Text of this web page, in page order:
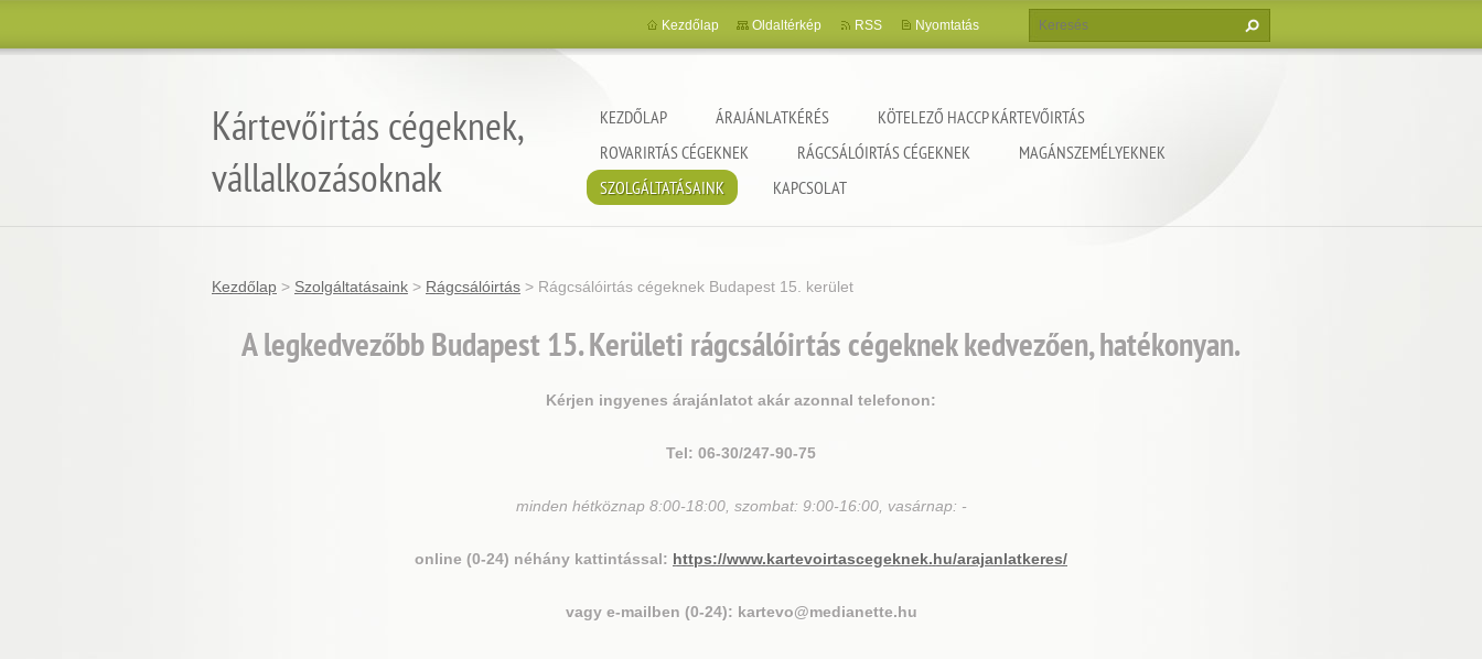
Kártevőirtás cégeknek,
vállalkozásoknak
KEZDŐLAP ÁRAJÁNLATKÉRÉS
KÖTELEZŐ HACCP KÁRTEVŐIRTÁS
ROVARIRTÁS CÉGEKNEK
RÁGCSÁLÓIRTÁS CÉGEKNEK
MAGÁNSZEMÉLYEKNEK
SZOLGÁLTATÁSAINK
KAPCSOLAT
Kezdőlap Oldaltérkép RSS Nyomtatás
Kezdőlap > Szolgáltatásaink > Rágcsálóirtás > Rágcsálóirtás cégeknek Budapest 15. kerület
A legkedvezőbb Budapest 15. Kerületi rágcsálóirtás cégeknek kedvezően, hatékonyan.
Kérjen ingyenes árajánlatot akár azonnal telefonon:
Tel: 06-30/247-90-75
minden hétköznap 8:00-18:00, szombat: 9:00-16:00, vasárnap: -
online (0-24) néhány kattintással: https://www.kartevoirtascegeknek.hu/arajanlatkeres/
vagy e-mailben (0-24): kartevo@medianette.hu